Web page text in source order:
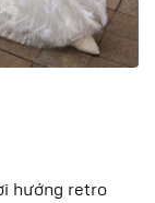
hướng retro